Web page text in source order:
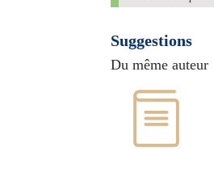
Suggestions
Du même auteur